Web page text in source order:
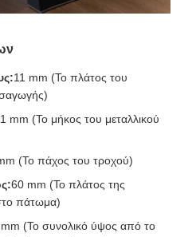
11 mm (Το πλάτος του
mm (Το μήκος του μεταλλικού
(Το πάχος του τροχού)
60 mm (Το πλάτος της
πάτωμα)
(Το συνολικό ύψος από το